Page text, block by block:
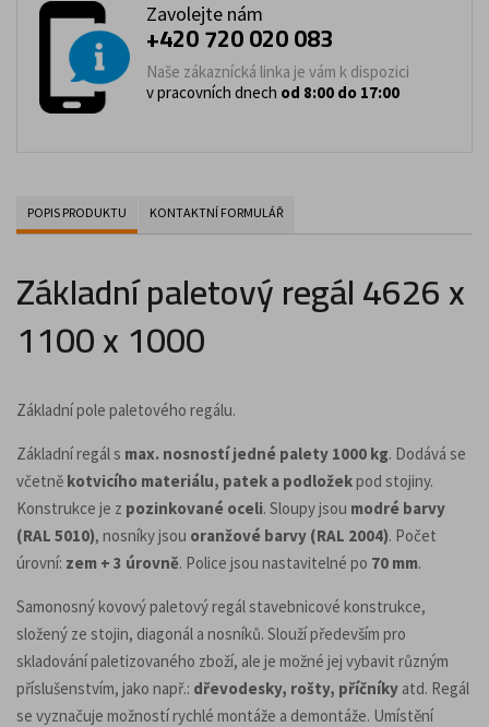
Zavolejte nám
+420 720 020 083
Naše zákaznícká linka je vám k dispozici
v pracovních dnech od 8:00 do 17:00
POPIS PRODUKTU KONTAKTNÍ FORMULÁŘ
Základní paletový regál 4626 x
1100 x 1000
Základní pole paletového regálu.
Základní regál s max. nosností jedné palety 1000 kg. Dodává se
včetně kotvicího materiálu, patek a podložekpod stojiny.
Konstrukce je z pozinkované oceli. Sloupy jsou modré barvy
(RAL 5010), nosníky jsou oranžové barvy (RAL 2004). Počet
úrovní: zem + 3 úrovně. Police jsou nastavitelné po 70 mm.
Samonosný kovový paletový regál stavebnicové konstrukce,
složený ze stojin, diagonál a nosníků. Slouží především pro
skladování paletizovaného zboží, ale je možné jej vybavit různým
příslušenstvím, jako např.: dřevodesky, rošty, příčníky atd. Regál
se vyznačuje možností rychlé montáže a demontáže. Umístění